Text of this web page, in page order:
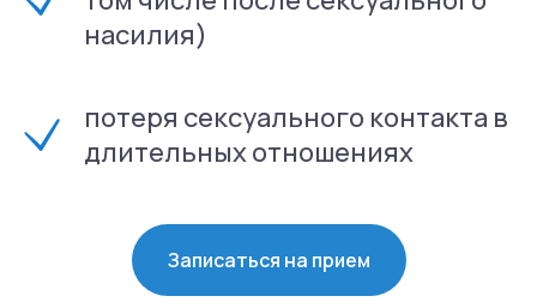
насилия)
потеря сексуального контакта в
длительных отношениях
Записаться на прием